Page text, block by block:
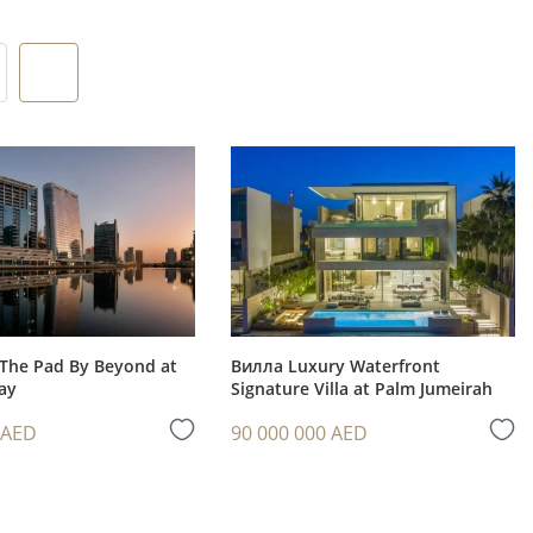
как
Pad By Beyond at
Вилла Luxury Waterfront
Signature Villa at Palm Jumeirah
90 000 000 AED